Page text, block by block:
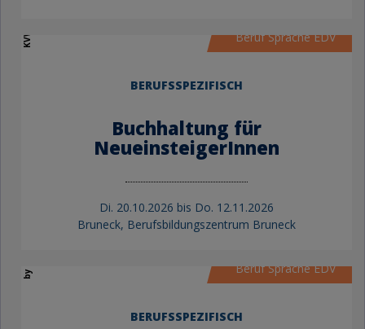
KVW Bildung Beruf Sprache EDV
BERUFSSPEZIFISCH
Buchhaltung für
NeueinsteigerInnen
Di. 20.10.2026 bis Do. 12.11.2026
Bruneck, Berufsbildungszentrum Bruneck
Beruf Sprache EDV
BERUFSSPEZIFISCH